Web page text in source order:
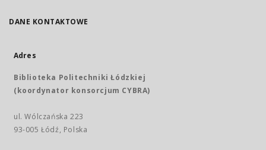
DANE KONTAKTOWE
Adres
Biblioteka Politechniki Łódzkiej
(koordynator konsorcjum CYBRA)
ul. Wólczańska 223
93-005 Łódź, Polska